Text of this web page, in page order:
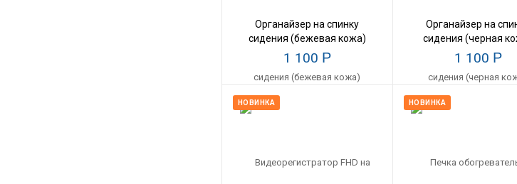
Органайзер на спинку
сидения (бежевая кожа)
1 100 Р
Органайзер на
сидения (черная
1 100 Р
НОВИНКА НОВИНКА